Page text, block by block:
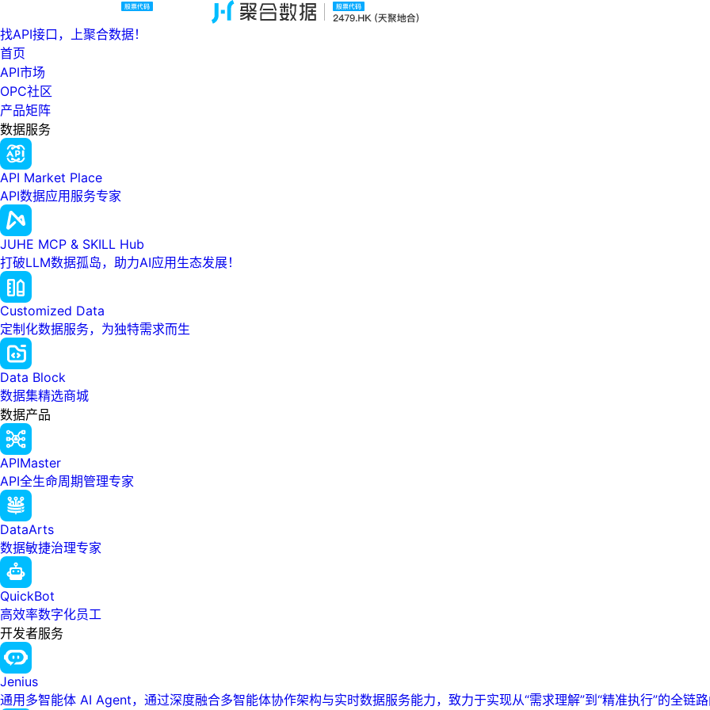
找API接口，上聚合数据！
首页
API市场
OPC社区
产品矩阵
数据服务
API Market Place
API数据应用服务专家
JUHE MCP & SKILL Hub
打破LLM数据孤岛，助力AI应用生态发展！
Customized Data
定制化数据服务，为独特需求而生
Data Block
数据集精选商城
数据产品
APIMaster
API全生命周期管理专家
DataArts
数据敏捷治理专家
QuickBot
高效率数字化员工
开发者服务
Jenius
通用多智能体 AI Agent，通过深度融合多智能体协作架构与实时数据服务能力，致力于实现从“需求理解”到“精准执行”的全链